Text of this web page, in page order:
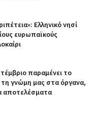
Ελληνικό νησί
ευρωπαϊκούς
παραμένει το
γνώμη μας στα όργανα,
αποτελέσματα